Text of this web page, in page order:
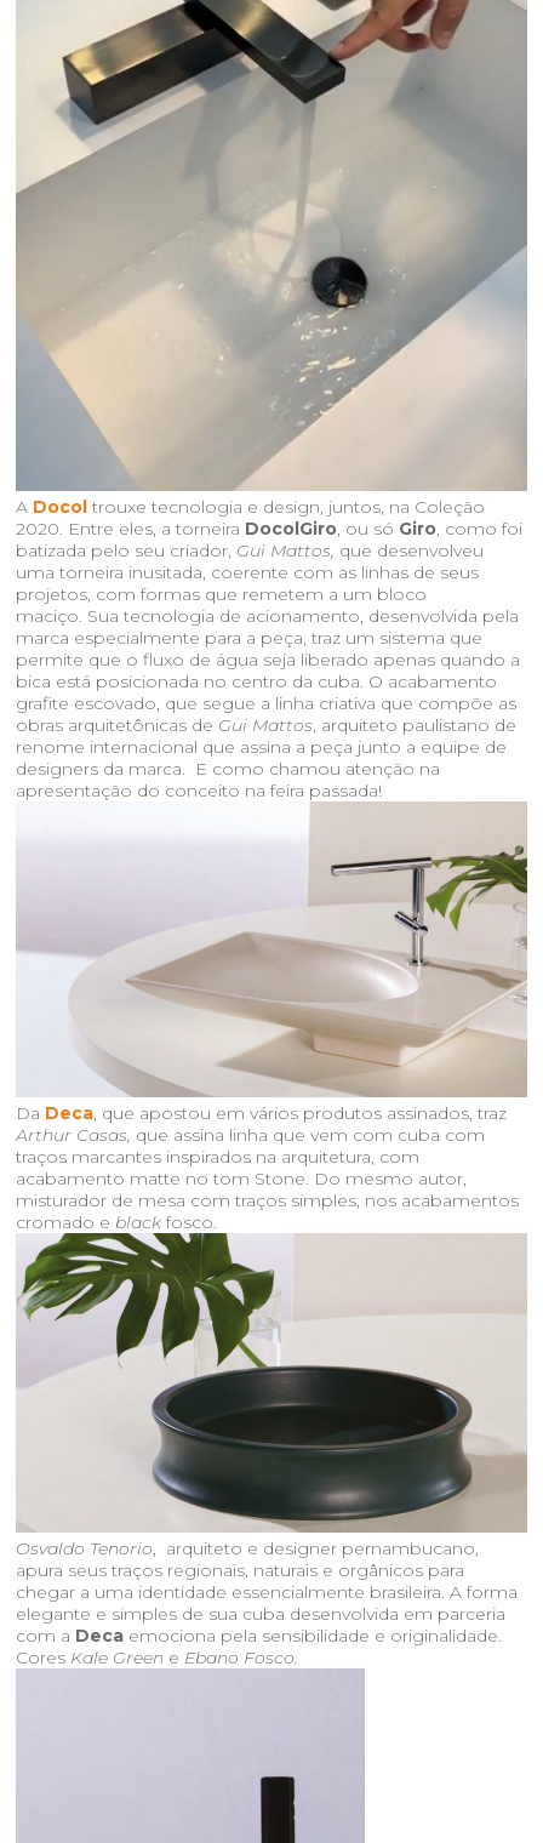
A Docoltrouxe tecnologia e design, juntos, na Coleção
2020. Entre eles, a torneira DocolGiro, ou só Giro, como foi
batizada pelo seu criador, Gui Mattos, que desenvolveu
uma torneira inusitada, coerente com as linhas de seus
projetos, com formas que remetem a um bloco
maciço. Sua tecnologia de acionamento, desenvolvida pela
marca especialmente para a peça, traz um sistema que
permite que o fluxo de água seja liberado apenas quando a
bica está posicionada no centro da cuba. O acabamento
grafite escovado, que segue a linha criativa que compõe as
obras arquitetônicas de Gui Mattos, arquiteto paulistano de
renome internacional que assina a peça junto a equipe de
designers da marca. E como chamou atenção na
apresentação do conceito na feira passada!
Da Deca, que apostou em vários produtos assinados, traz
Arthur Casas, que assina linha que vem com cuba com
traços marcantes inspirados na arquitetura, com
acabamento matte no tom Stone. Do mesmo autor,
misturador de mesa com traços simples, nos acabamentos
cromado eblack fosco.
Osvaldo Tenorio, arquiteto e designer pernambucano,
apura seus traços regionais, naturais e orgânicos para
chegar a uma identidade essencialmente brasileira. A forma
elegante e simples de sua cuba desenvolvida em parceria
com a Deca emociona pela sensibilidade e originalidade.
Cores Kale Green e Ebano Fosco.